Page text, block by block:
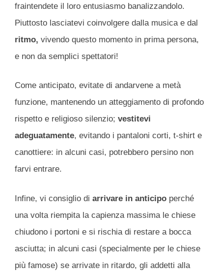
fraintendete il loro entusiasmo banalizzandolo.
Piuttosto lasciatevi coinvolgere dalla musica e dal
ritmo, vivendo questo momento in prima persona,
e non da semplici spettatori!
Come anticipato, evitate di andarvene a metà
funzione, mantenendo un atteggiamento di profondo
rispetto e religioso silenzio; vestitevi
adeguatamente, evitando i pantaloni corti, t-shirt e
canottiere: in alcuni casi, potrebbero persino non
farvi entrare.
Infine, vi consiglio di arrivare in anticipo perché
una volta riempita la capienza massima le chiese
chiudono i portoni e si rischia di restare a bocca
asciutta; in alcuni casi (specialmente per le chiese
più famose) se arrivate in ritardo, gli addetti alla